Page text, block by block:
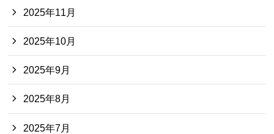
2025年11月
2025年10月
2025年9月
2025年8月
2025年7月